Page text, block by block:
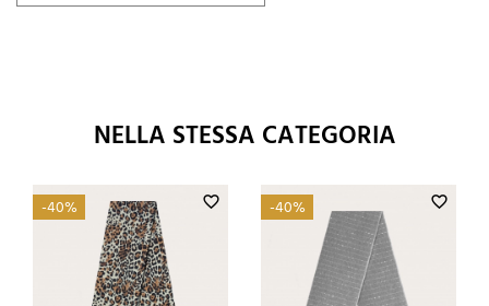
NELLA STESSA CATEGORIA
favorite_border
-40% favorite_border
-40%